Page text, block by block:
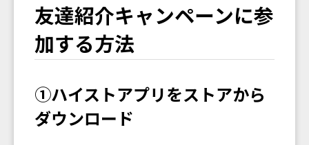
友達紹介キャンペーンに参
加する方法
①ハイストアプリをストアから
ダウンロード